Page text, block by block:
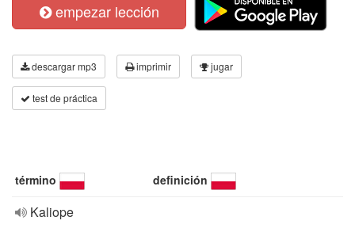
empezar lección
descargar mp3 imprimir jugar
test de práctica
término definición
Kaliope